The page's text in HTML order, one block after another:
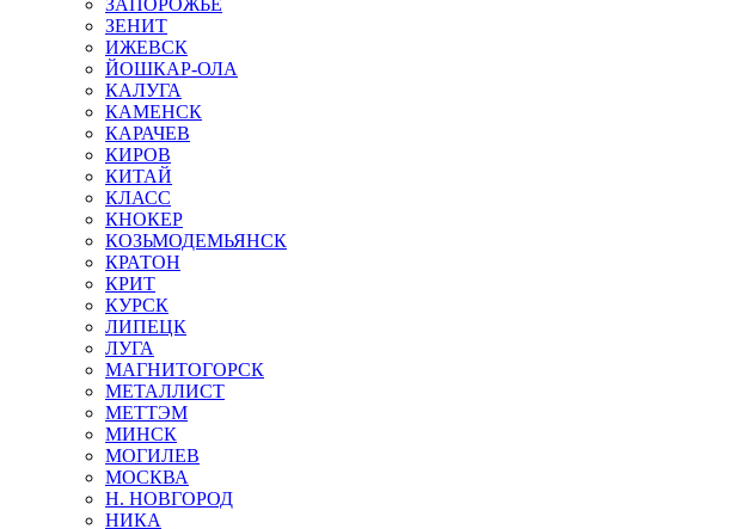
ЗАПОРОЖЬЕ
ЗЕНИТ
ИЖЕВСК
ЙОШКАР-ОЛА
КАЛУГА
КАМЕНСК
КАРАЧЕВ
КИРОВ
КИТАЙ
КЛАСС
КНОКЕР
КОЗЬМОДЕМЬЯНСК
КРАТОН
КРИТ
КУРСК
ЛИПЕЦК
ЛУГА
МАГНИТОГОРСК
МЕТАЛЛИСТ
МЕТТЭМ
МИНСК
МОГИЛЕВ
МОСКВА
Н. НОВГОРОД
НИКА